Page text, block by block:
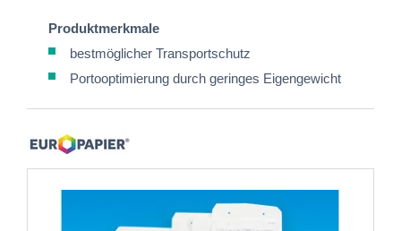
Produktmerkmale
bestmöglicher Transportschutz
Portooptimierung durch geringes Eigengewicht